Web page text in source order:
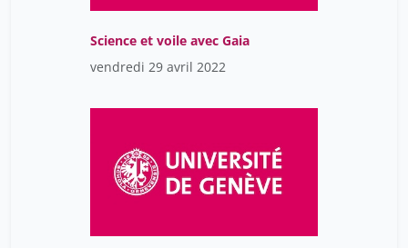
Science et voile avec Gaia
vendredi 29 avril 2022